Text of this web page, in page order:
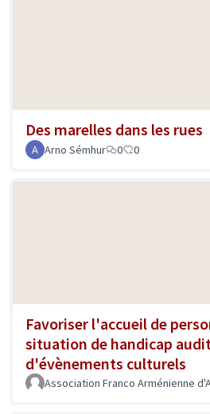
Des marelles dans les rues
Arno Sémhur
0 0
Favoriser l'accueil de
situation de handicap
d'évènements culturels
Association Franco Arménienne